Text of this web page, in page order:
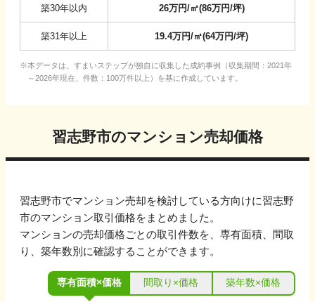
築30年以内 26万円/㎡(86万円/坪)
築31年以上 19.4万円/㎡(64万円/坪)
本データは、すまいステップが独自に収集した成約事例（収集期間：2021年
～2026年現在、件数：100万件以上）を基に作成しています。
習志野市のマンション売却価格
習志野市でマンション売却を検討している方向けに習志野
市のマンション取引価格をまとめました。
マンションの売却価格ごとの取引件数を、専有面積、間取
り、築年数別に確認することができます。
専有面積×価格 間取り×価格 築年数×価格